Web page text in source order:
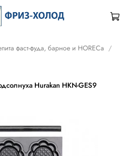
фаст-фуда, барное и HORECa
Hurakan HKN-GES9